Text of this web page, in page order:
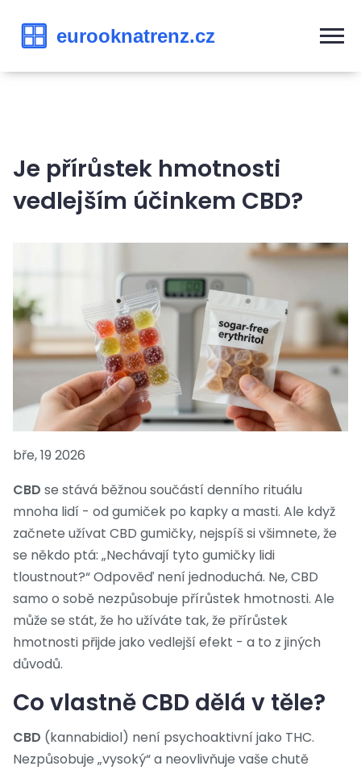
Je přírůstek hmotnosti
vedlejším účinkem CBD?
bře, 19 2026
CBD se stává běžnou součástí denního rituálu
mnoha lidí - od gumiček po kapky a masti. Ale když
začnete užívat CBD gumičky, nejspíš si všimnete, že
se někdo ptá: „Nechávají tyto gumičky lidi
tloustnout?“ Odpověď není jednoduchá. Ne, CBD
samo o sobě nezpůsobuje přírůstek hmotnosti. Ale
může se stát, že ho užíváte tak, že přírůstek
hmotnosti přijde jako vedlejší efekt - a to z jiných
důvodů.
Co vlastně CBD dělá v těle?
CBD (kannabidiol) není psychoaktivní jako THC.
Nezpůsobuje „vysoký“ a neovlivňuje vaše chutě